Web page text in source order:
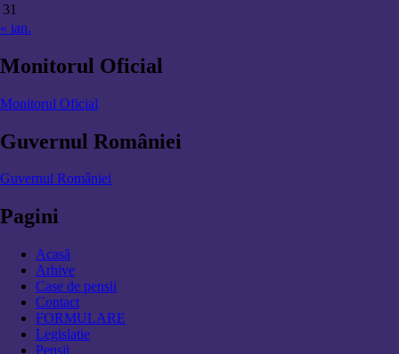
31
« ian.
Monitorul Oficial
Monitorul Oficial
Guvernul României
Guvernul României
Pagini
Acasă
Arhive
Case de pensii
Contact
FORMULARE
Legislatie
Pensii